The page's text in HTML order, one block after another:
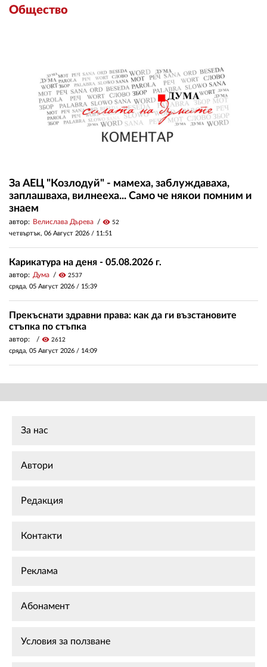
Общество
За АЕЦ "Козлодуй" - мамеха, заблуждаваха,
заплашваха, вилнееха... Само че някои помним и
знаем
автор: Велислава Дърева visibility 52
четвъртък, 06 Август 2026 / 11:51
Карикатура на деня - 05.08.2026 г.
автор: Дума visibility 2537
сряда, 05 Август 2026 / 15:39
Прекъснати здравни права: как да ги възстановите
стъпка по стъпка
автор: visibility 2612
сряда, 05 Август 2026 / 14:09
За нас
Автори
Редакция
Контакти
Реклама
Абонамент
Условия за ползване